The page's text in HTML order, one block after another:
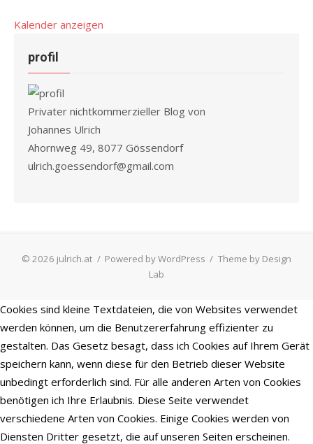
Kalender anzeigen
profil
Privater nichtkommerzieller Blog von
Johannes Ulrich
Ahornweg 49, 8077 Gössendorf
ulrich.goessendorf@gmail.com
© 2026 julrich.at / Powered by WordPress / Theme by Design
Lab
Cookies sind kleine Textdateien, die von Websites verwendet
werden können, um die Benutzererfahrung effizienter zu
gestalten. Das Gesetz besagt, dass ich Cookies auf Ihrem Gerät
speichern kann, wenn diese für den Betrieb dieser Website
unbedingt erforderlich sind. Für alle anderen Arten von Cookies
benötigen ich Ihre Erlaubnis. Diese Seite verwendet
verschiedene Arten von Cookies. Einige Cookies werden von
Diensten Dritter gesetzt, die auf unseren Seiten erscheinen.